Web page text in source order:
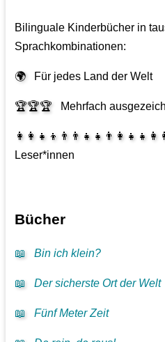
Bilinguale Kinderbücher in
Sprachkombinationen:
🌍 Für jedes Land der Welt
🏆🏆🏆 Mehrfach
Leser*innen
Bücher
📖 Bin ich klein?
📖 Der sicherste Ort der Welt
📖 Fünf Meter Zeit